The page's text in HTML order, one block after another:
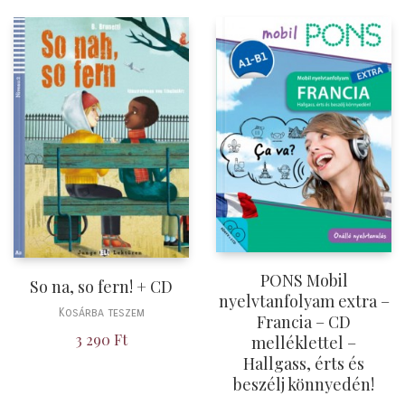
So na, so fern! + CD
Kosárba teszem
3 290 Ft
PONS Mobil
nyelvtanfolyam extra –
Francia – CD
melléklettel –
Hallgass, érts és
beszélj könnyedén!